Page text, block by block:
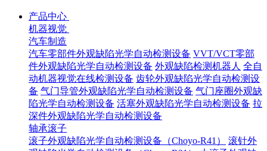
产品中心
机器视觉
汽车制造
汽车零部件外观缺陷光学自动检测设备 VVT/VCT零部
件外观缺陷光学自动检测设备 外观缺陷检测机器人 全自
动机器视觉在线检测设备 齿轮外观缺陷光学自动检测设
备 气门导管外观缺陷光学自动检测设备 气门座圈外观缺
陷光学自动检测设备 活塞外观缺陷光学自动检测设备 拉
深件外观缺陷光学自动检测设备
轴承滚子
滚子外观缺陷光学自动检测设备（Choyo-R41）
滚针外